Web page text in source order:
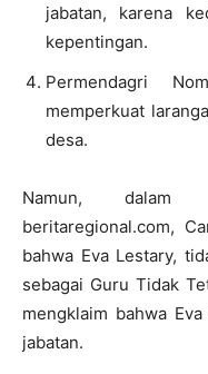
jabatan, karena
kepentingan.
Permendagri
memperkuat
desa.
Namun, dalam
beritaregional.com,
bahwa Eva Lestary,
sebagai Guru Tidak
mengklaim bahwa
jabatan.